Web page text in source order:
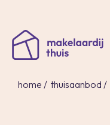
home / thuisaanbod /